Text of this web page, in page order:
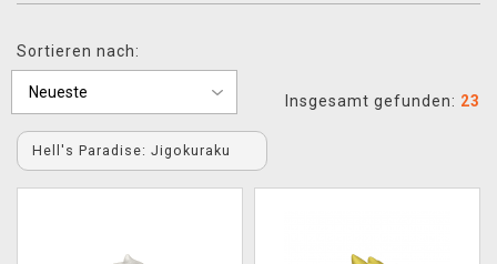
Sortieren nach:
Insgesamt gefunden: 23
Hell's Paradise: Jigokuraku